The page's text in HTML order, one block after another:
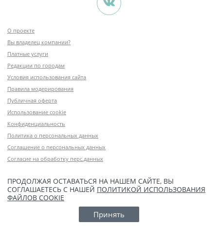
О проекте
Вы владелец компании?
Платные услуги
Редакции по городам
Условия использования сайта
Правила модерирования
Публичная оферта
Использование cookie
Конфиденциальность
Политика о персональных данных
Соглашение о персональных данных
Согласие на обработку перс.данных
ПРОДОЛЖАЯ ОСТАВАТЬСЯ НА НАШЕМ САЙТЕ, ВЫ
СОГЛАШАЕТЕСЬ С НАШЕЙ ПОЛИТИКОЙ ИСПОЛЬЗОВАНИЯ
ФАЙЛОВ COOKIE
Принять